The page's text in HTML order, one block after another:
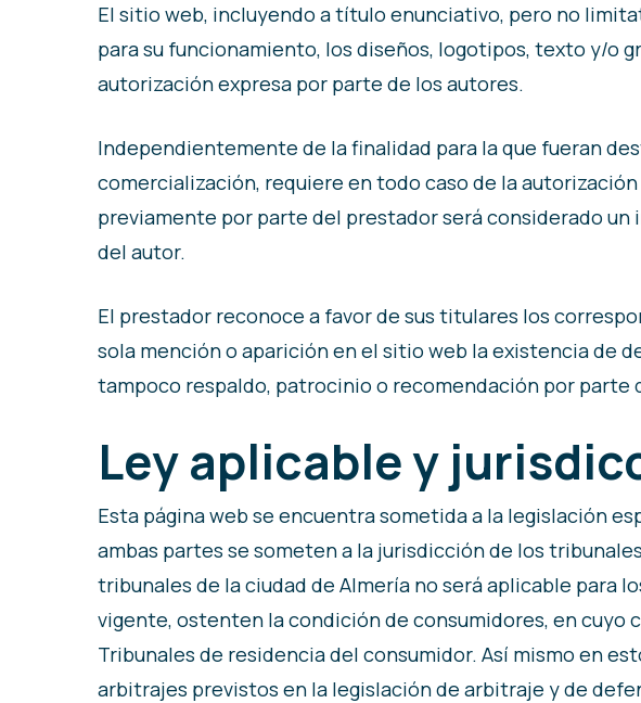
El sitio web, incluyendo a título enunciativo, pero no
para su funcionamiento, los diseños, logotipos, texto y/o
autorización expresa por parte de los autores.
Independientemente de la finalidad para la que fueran
comercialización, requiere en todo caso de la
previamente por parte del prestador será considerado
del autor.
El prestador reconoce a favor de sus titulares los
sola mención o aparición en el sitio web la existencia de
tampoco respaldo, patrocinio o recomendación por parte
Ley aplicable y
Esta página web se encuentra sometida a la legislación
ambas partes se someten a la jurisdicción de los
tribunales de la ciudad de Almería no será aplicable para
vigente, ostenten la condición de consumidores, en cuyo
Tribunales de residencia del consumidor. Así mismo en
arbitrajes previstos en la legislación de arbitraje y de